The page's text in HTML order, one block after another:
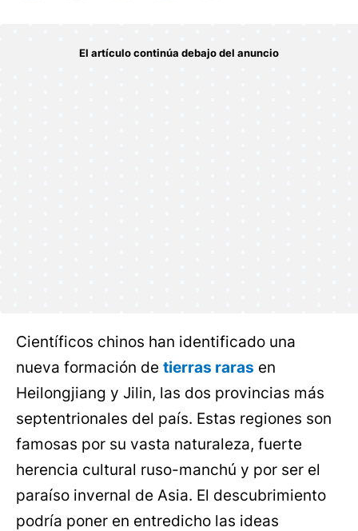
Científicos chinos han identificado una
nueva formación de tierras raras en
Heilongjiang y Jilin, las dos provincias más
septentrionales del país. Estas regiones son
famosas por su vasta naturaleza, fuerte
herencia cultural ruso-manchú y por ser el
paraíso invernal de Asia. El descubrimiento
podría poner en entredicho las ideas